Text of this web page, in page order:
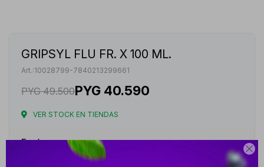

GRIPSYL FLU FR. X 100 ML.
10028799-7840213299661
PYG 49.500PYG 40.590
VER STOCK EN TIENDAS
Envíos